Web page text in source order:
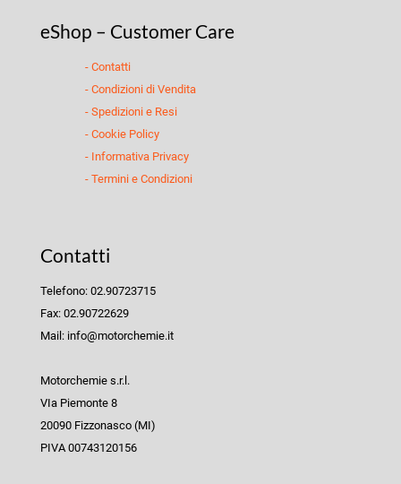
eShop – Customer Care
- Contatti
- Condizioni di Vendita
- Spedizioni e Resi
- Cookie Policy
- Informativa Privacy
- Termini e Condizioni
Contatti
Telefono: 02.90723715
Fax: 02.90722629
Mail: info@motorchemie.it
Motorchemie s.r.l.
VIa Piemonte 8
20090 Fizzonasco (MI)
PIVA 00743120156